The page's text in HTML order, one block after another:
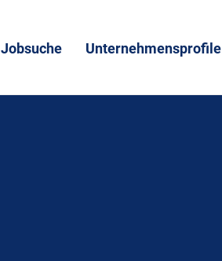
Jobsuche Unternehmensprofile